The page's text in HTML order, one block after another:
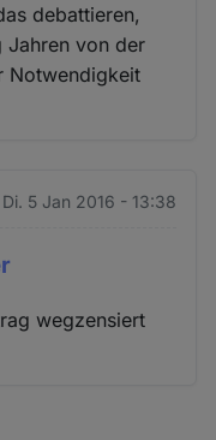
debattieren,
Jahren von der
Notwendigkeit
Di. 5 Jan 2016 - 13:38
wegzensiert